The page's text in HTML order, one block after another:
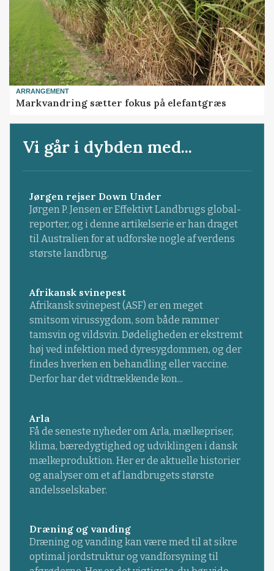
ARRANGEMENT
Markvandring sætter fokus på elefantgræs
Vi går i dybden med...
Jørgen rejser Down Under
Jørgen P. Jensen er Effektivt Landbrugs global-
reporter, og i denne artikelserie er han draget
til Australien for at udforske nogle af verdens
største landbrug.
Afrikansk svinepest
Afrikansk svinepest (ASF) er en meget
smitsom virussygdom, som både rammer
tamsvin og vildsvin. Dødeligheden er ekstremt
høj ved infektion med dyresygdommen, og der
findes hverken en behandling eller vaccine.
Derfor har det vidtrækkende kon...
Arla
Få de seneste nyheder om Arla, mælkepriser,
klima, bæredygtighed og udviklingen i dansk
mælkeproduktion. Her er de aktuelle historier
og analyser om et af landbrugets største
andelsselskaber.
Dræning og vanding
Dræning og vanding kan være med til at sikre
optimal jordstruktur og vandforsyning til